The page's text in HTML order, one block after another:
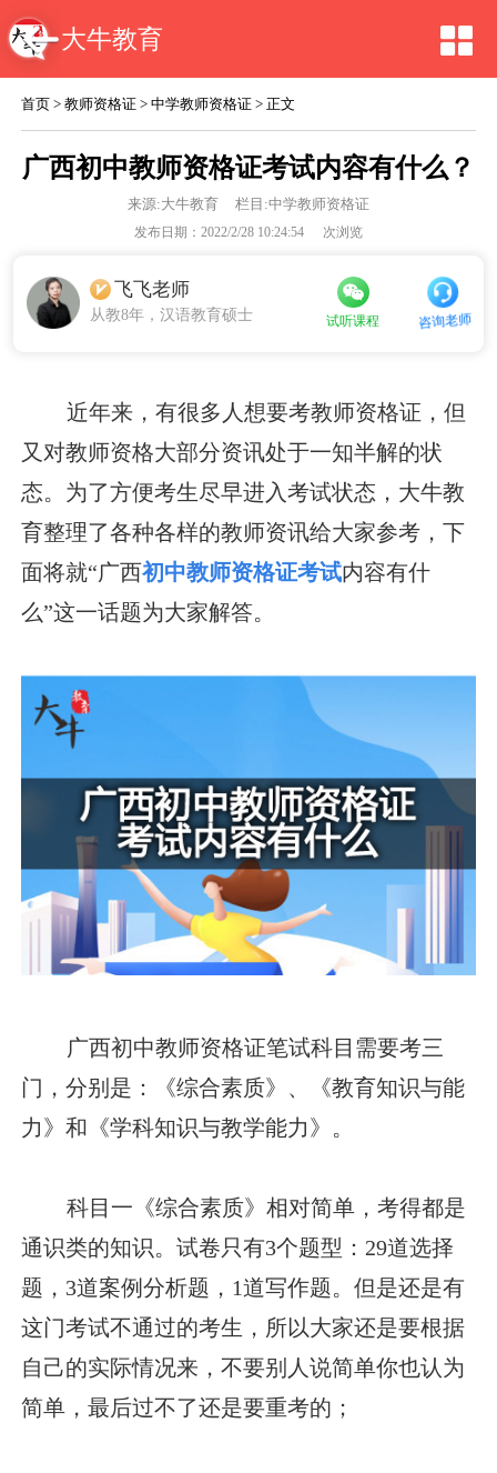
大牛教育
首页 >教师资格证 >中学教师资格证 > 正文
广西初中教师资格证考试内容有什么？
来源:大牛教育 栏目:中学教师资格证
发布日期：2022/2/28 10:24:54 次浏览
飞飞老师
从教8年，汉语教育硕士 试听课程 咨询老师
近年来，有很多人想要考教师资格证，但
又对教师资格大部分资讯处于一知半解的状
态。为了方便考生尽早进入考试状态，大牛教
育整理了各种各样的教师资讯给大家参考，下
面将就“广西初中教师资格证考试内容有什
么”这一话题为大家解答。
广西初中教师资格证笔试科目需要考三
门，分别是：《综合素质》、《教育知识与能
力》和《学科知识与教学能力》。
科目一《综合素质》相对简单，考得都是
通识类的知识。试卷只有3个题型：29道选择
题，3道案例分析题，1道写作题。但是还是有
这门考试不通过的考生，所以大家还是要根据
自己的实际情况来，不要别人说简单你也认为
简单，最后过不了还是要重考的；